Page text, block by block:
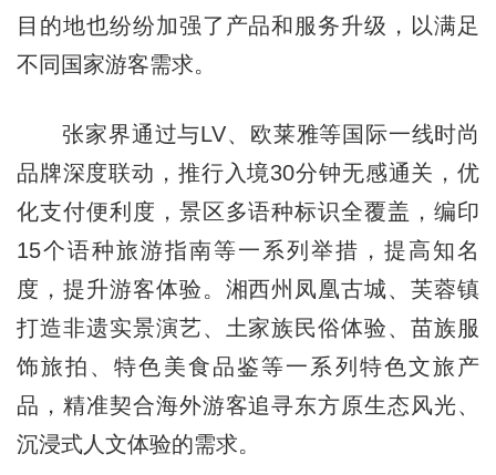
目的地也纷纷加强了产品和服务升级，以满足
不同国家游客需求。
张家界通过与LV、欧莱雅等国际一线时尚
品牌深度联动，推行入境30分钟无感通关，优
化支付便利度，景区多语种标识全覆盖，编印
15个语种旅游指南等一系列举措，提高知名
度，提升游客体验。湘西州凤凰古城、芙蓉镇
打造非遗实景演艺、土家族民俗体验、苗族服
饰旅拍、特色美食品鉴等一系列特色文旅产
品，精准契合海外游客追寻东方原生态风光、
沉浸式人文体验的需求。